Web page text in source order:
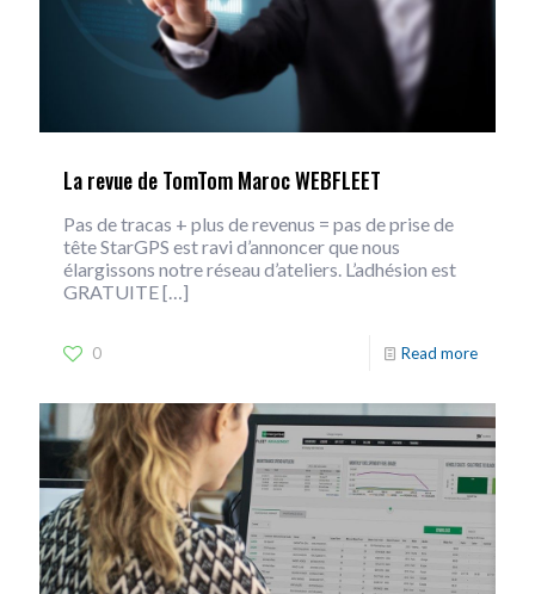
La revue de TomTom Maroc WEBFLEET
Pas de tracas + plus de revenus = pas de prise de
tête StarGPS est ravi d’annoncer que nous
élargissons notre réseau d’ateliers. L’adhésion est
GRATUITE[…]
0 Read more